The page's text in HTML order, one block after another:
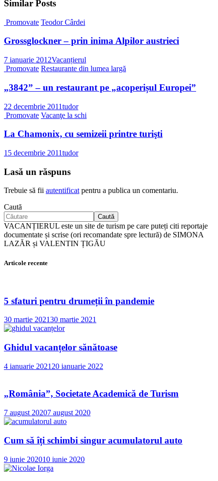
Similar Posts
Promovate Teodor Cârdei
Grossglockner – prin inima Alpilor austrieci
7 ianuarie 2012Vacanțierul
Promovate Restaurante din lumea largă
„3842” – un restaurant pe „acoperișul Europei”
22 decembrie 2011tudor
Promovate Vacanţe la schi
La Chamonix, cu semizeii printre turişti
15 decembrie 2011tudor
Lasă un răspuns
Trebuie să fii autentificatpentru a publica un comentariu.
Caută
Caută
VACANȚIERUL este un site de turism pe care puteți citi reportaje
documentate și scrise (ori recomandate spre lectură) de SIMONA
LAZĂR și VALENTIN ȚIGĂU
Articole recente
5 sfaturi pentru drumeții în pandemie
30 martie 202130 martie 2021
Ghidul vacanțelor sănătoase
4 ianuarie 2021 20 ianuarie 2022
„România”, Societate Academică de Turism
7 august 20207 august 2020
Cum să îți schimbi singur acumulatorul auto
9 iunie 202010 iunie 2020